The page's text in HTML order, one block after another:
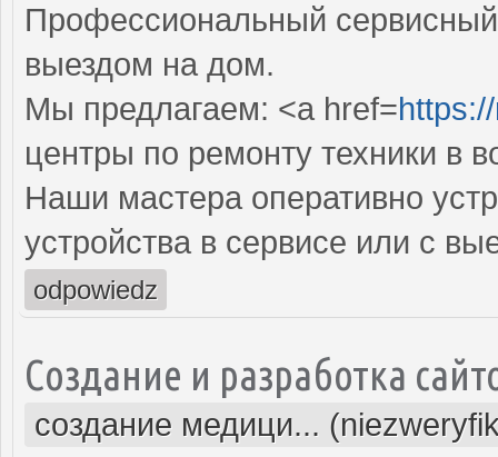
Профессиональный
выездом на дом.
Мы предлагаем: <a href=
центры по ремонту техники в
Наши мастера оперативно
устройства в сервисе или с
odpowiedz
Создание и разработка
создание медици...